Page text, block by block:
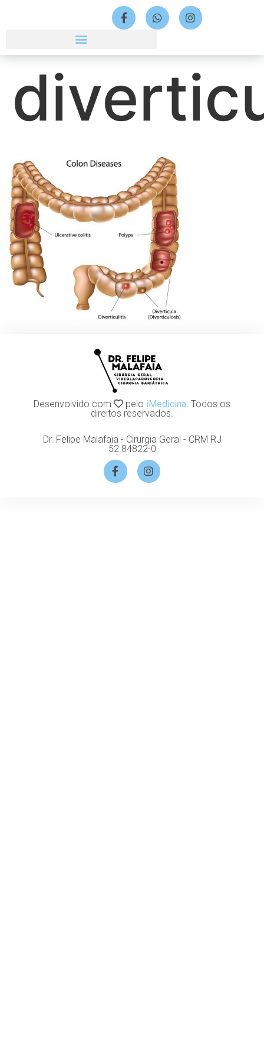
Desenvolvido com pelo iMedicina. Todos os
direitos reservados.
Dr. Felipe Malafaia - Cirurgia Geral - CRM RJ
52.84822-0